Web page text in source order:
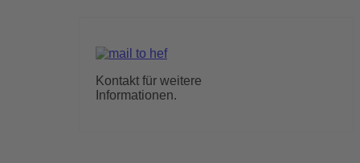
Kontakt für weitere
Informationen.